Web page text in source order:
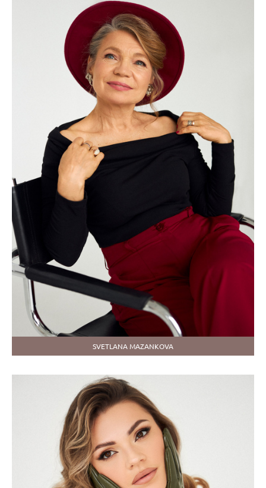
SVETLANA MAZANKOVA